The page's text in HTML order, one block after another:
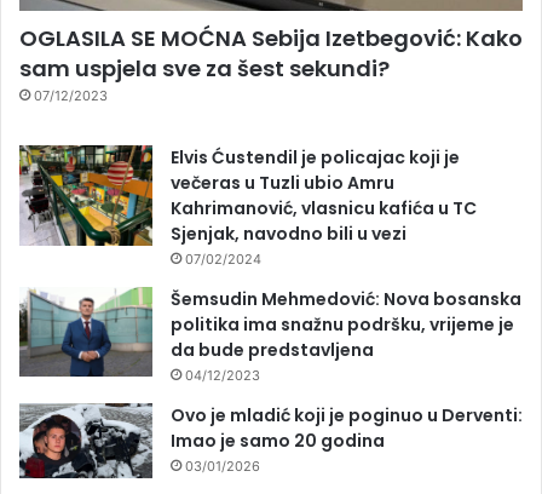
OGLASILA SE MOĆNA Sebija Izetbegović: Kako
sam uspjela sve za šest sekundi?
07/12/2023
Elvis Ćustendil je policajac koji je
večeras u Tuzli ubio Amru
Kahrimanović, vlasnicu kafića u TC
Sjenjak, navodno bili u vezi
07/02/2024
Šemsudin Mehmedović: Nova bosanska
politika ima snažnu podršku, vrijeme je
da bude predstavljena
04/12/2023
Ovo je mladić koji je poginuo u Derventi:
Imao je samo 20 godina
03/01/2026